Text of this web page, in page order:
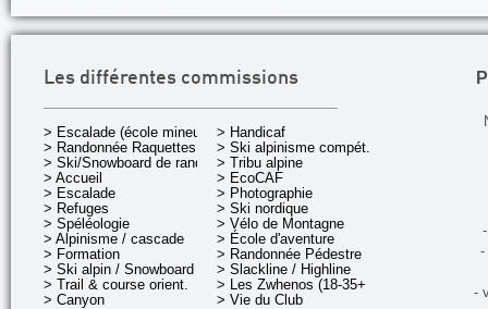
Les différentes commissions
> Escalade (école mineurs)
> Randonnée Raquettes
> Ski/Snowboard de rando.
> Accueil
> Escalade
> Refuges
> Spéléologie
> Alpinisme / cascade
> Formation
> Ski alpin / Snowboard
> Trail & course orient.
> Canyon
> Handicaf
> Ski alpinisme compét.
> Tribu alpine
> EcoCAF
> Photographie
> Ski nordique
> Vélo de Montagne
> École d'aventure
> Randonnée Pédestre
> Slackline / Highline
> Les Zwhenos (18-35+ ans)
> Vie du Club
-
-